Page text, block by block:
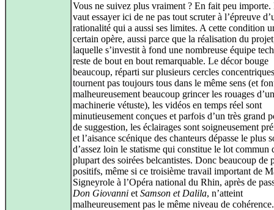
Vous ne suivez plus vraiment ? En fait peu
vaut essayer ici de ne pas tout scruter à l’épreuve
rationalité qui a aussi ses limites. A cette condition
certain opère, aussi parce que la réalisation du
laquelle s’investit à fond une nombreuse équipe
reste de bout en bout remarquable. Le décor bouge
beaucoup, réparti sur plusieurs cercles
tournent pas toujours tous dans le même sens (et
malheureusement beaucoup grincer les rouages
machinerie vétuste), les vidéos en temps réel sont
minutieusement conçues et parfois d’un très grand
de suggestion, les éclairages sont soigneusement
et l’aisance scénique des chanteurs dépasse le plus
d’assez loin le statisme qui constitue le lot commun
plupart des soirées belcantistes. Donc beaucoup de
positifs, même si ce troisième travail important de
Signeyrole à l’Opéra national du Rhin, après de
Don Giovanni et Samson et Dalila, n’atteint
malheureusement pas le même niveau de cohérence.